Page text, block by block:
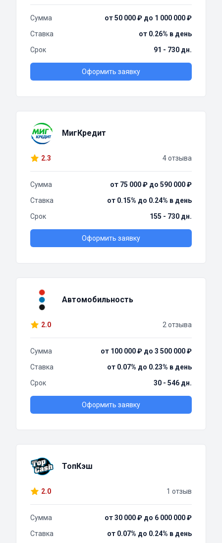
Сумма
от 50 000 ₽ до 1 000 000 ₽
Ставка
от 0.26% в день
Срок
91 - 730 дн.
Оформить заявку
МигКредит
2.3 4 отзыва
Сумма
от 75 000 ₽ до 590 000 ₽
Ставка
от 0.15% до 0.24% в день
Срок
155 - 730 дн.
Оформить заявку
Автомобильность
2.0 2 отзыва
Сумма
от 100 000 ₽ до 3 500 000 ₽
Ставка
от 0.07% до 0.23% в день
Срок
30 - 546 дн.
Оформить заявку
ТопКэш
2.0 1 отзыв
Сумма
от 30 000 ₽ до 6 000 000 ₽
Ставка
от 0.07% до 0.24% в день